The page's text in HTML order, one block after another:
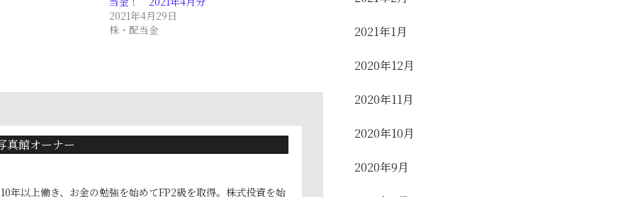
2021年4月29日
株・配当金
真館オーナー
年以上働き、お金の勉強を始めてFP2級を取得。株式投資を始
2021年1月
2020年12月
2020年11月
2020年10月
2020年9月